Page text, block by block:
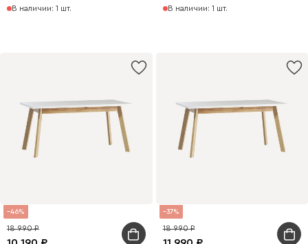
В наличии: 1 шт. В наличии: 1 шт.
46
18 990
37
18 990